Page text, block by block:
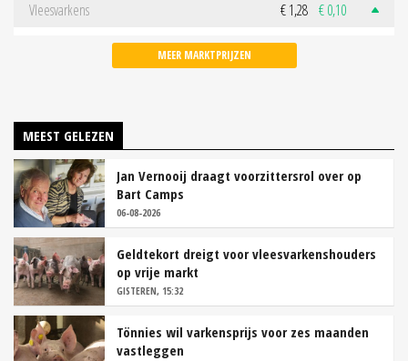
Vleesvarkens
€ 1,28 € 0,10
MEER MARKTPRIJZEN
MEEST GELEZEN
Jan Vernooij draagt voorzittersrol over op
Bart Camps
06-08-2026
Geldtekort dreigt voor vleesvarkenshouders
op vrije markt
GISTEREN, 15:32
Tönnies wil varkensprijs voor zes maanden
vastleggen